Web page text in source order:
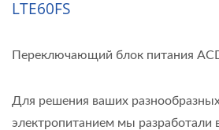
LTE60FS
Переключающий блок питания
Для решения ваших
электропитанием мы разработали